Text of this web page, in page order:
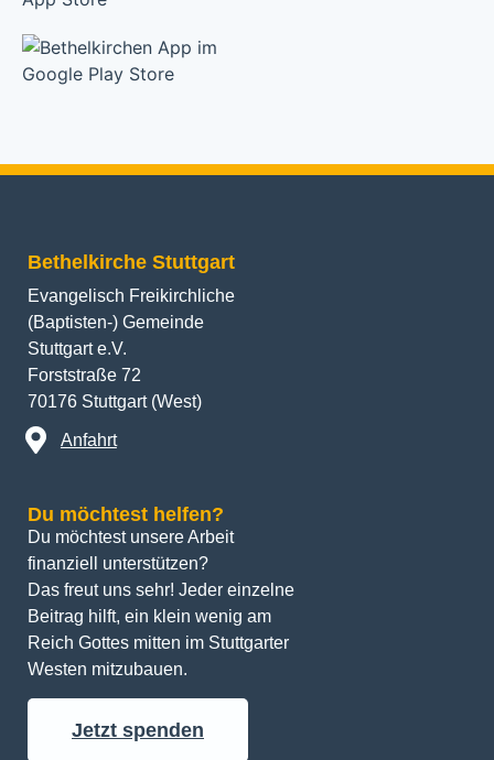
Bethelkirche Stuttgart
Evangelisch Freikirchliche
(Baptisten-) Gemeinde
Stuttgart e.V.
Forststraße 72
70176 Stuttgart (West)
Anfahrt
Du möchtest helfen?
Du möchtest unsere Arbeit
finanziell unterstützen?
Das freut uns sehr! Jeder einzelne
Beitrag hilft, ein klein wenig am
Reich Gottes mitten im Stuttgarter
Westen mitzubauen.
Jetzt spenden